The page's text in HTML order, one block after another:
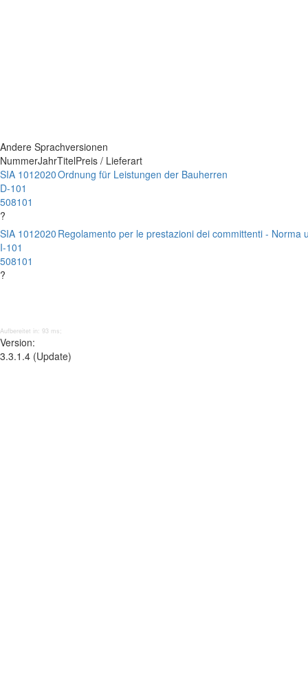
Andere Sprachversionen
NummerJahrTitelPreis / Lieferart
SIA 101
D-101
508101
?
2020Ordnung für Leistungen der Bauherren
SIA 101
I-101
508101
?
2020 Regolamento per le prestazioni dei committenti - Norma
Aufbereitet in: 93 ms;
Version:
3.3.1.4 (Update)